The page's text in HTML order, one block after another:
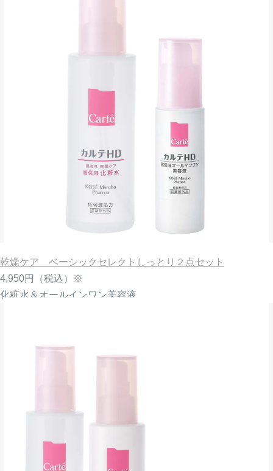
乾燥ケア ベーシックセレクトしっとり２点セット
4,950円
（税込）※
化粧水＆オールインワン美容液